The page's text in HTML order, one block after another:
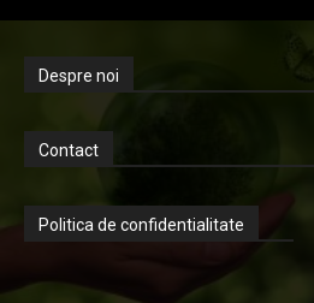
Despre noi
Contact
Politica de confidentialitate